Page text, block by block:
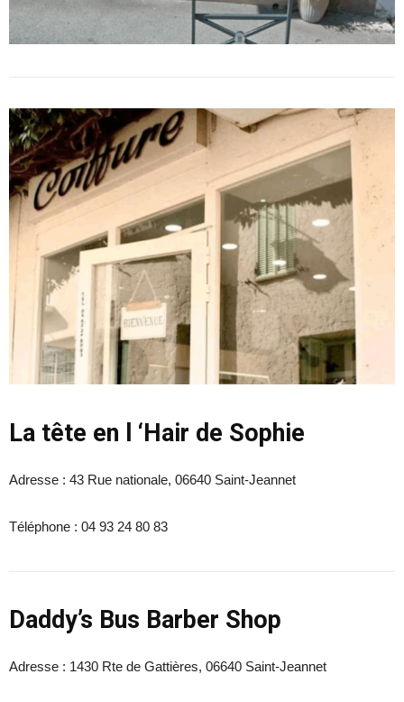
La tête en l ‘Hair de Sophie
Adresse : 43 Rue nationale, 06640 Saint-Jeannet
Téléphone : 04 93 24 80 83
Daddy’s Bus Barber Shop
Adresse : 1430 Rte de Gattières, 06640 Saint-Jeannet